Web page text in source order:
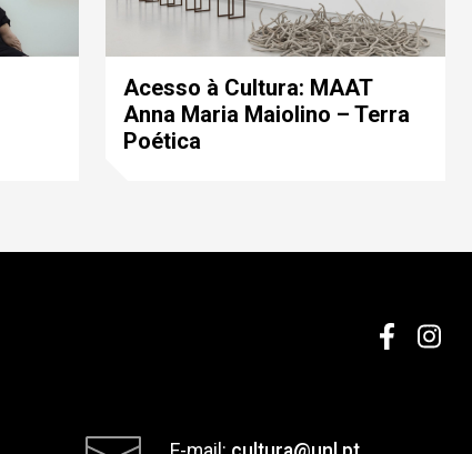
Acesso à Cultura: MAAT
Anna Maria Maiolino – Terra
Poética